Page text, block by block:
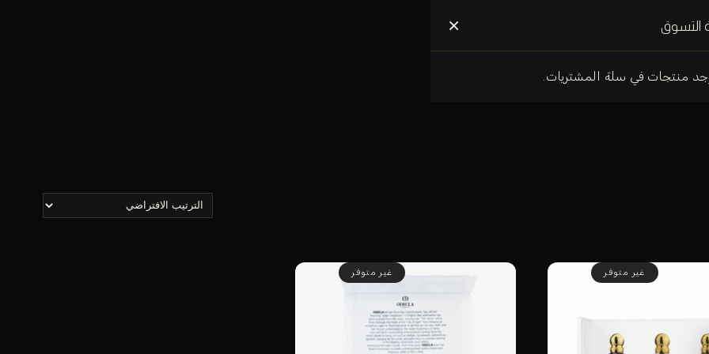
التسوق ×
منتجات في سلة المشتريات.
غير متوفر غير متوفر